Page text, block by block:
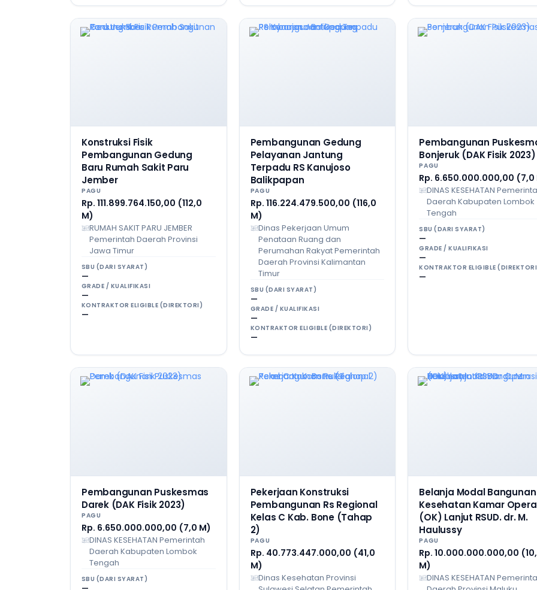
Konstruksi Fisik
Pembangunan Gedung
Baru Rumah Sakit Paru
Jember
PAGU
Rp. 111.899.764.150,00 (112,0
M)
RUMAH SAKIT PARU JEMBER
Pemerintah Daerah Provinsi
Jawa Timur
SBU (DARI SYARAT)
—
GRADE / KUALIFIKASI
—
KONTRAKTOR ELIGIBLE (DIREKTORI)
—
Pembangunan Gedung
Pelayanan Jantung
Terpadu RS Kanujoso
Balikpapan
PAGU
Rp. 116.224.479.500,00 (116,0
M)
Dinas Pekerjaan Umum
Penataan Ruang dan
Perumahan Rakyat Pemerintah
Daerah Provinsi Kalimantan
Timur
SBU (DARI SYARAT)
—
GRADE / KUALIFIKASI
—
KONTRAKTOR ELIGIBLE (DIREKTORI)
—
Pembangunan
Bonjeruk (DAK Fisik 2023)
PAGU
Rp. 6.650.000.000,00 (7,0
DINAS KESEHATAN
Daerah Kabupaten Lombok
Tengah
SBU (DARI SYARAT)
—
GRADE / KUALIFIKASI
—
KONTRAKTOR ELIGIBLE
—
Pembangunan Puskesmas
Darek (DAK Fisik 2023)
PAGU
Rp. 6.650.000.000,00 (7,0 M)
DINAS KESEHATAN Pemerintah
Daerah Kabupaten Lombok
Tengah
SBU (DARI SYARAT)
Pekerjaan Konstruksi
Pembangunan Rs Regional
Kelas C Kab. Bone (Tahap
2)
PAGU
Rp. 40.773.447.000,00 (41,0
M)
Dinas Kesehatan Provinsi
Belanja Modal Bangunan
Kesehatan Kamar
(OK) Lanjut RSUD. dr. M.
Haulussy
PAGU
Rp. 10.000.000.000,00
M)
DINAS KESEHATAN